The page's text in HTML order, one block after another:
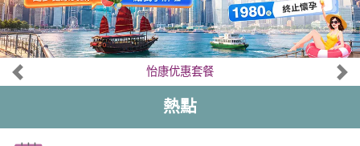
怡康优惠套餐
熱點